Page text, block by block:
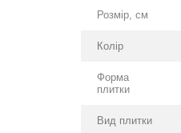
Розмір, см
Колір
Форма
плитки
Вид плитки